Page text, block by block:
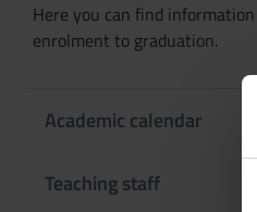
Here you can find
enrolment to graduation.
Academic calendar
Teaching staff